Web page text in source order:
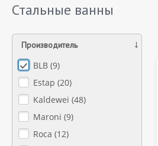
Стальные ванны
Производитель
BLB (9)
Estap (20)
Kaldewei (48)
Maroni (9)
Roca (12)